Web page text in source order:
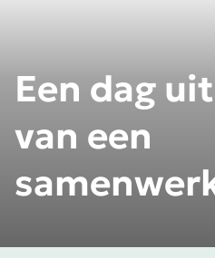
Een dag
van een